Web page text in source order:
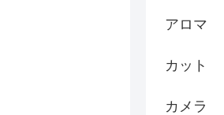
アロマ
カット
カメラ